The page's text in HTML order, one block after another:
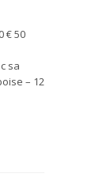
€ 50
sa
– 12